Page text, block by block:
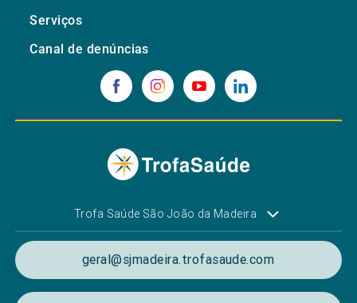
Serviços
Canal de denúncias
Trofa Saúde São João da Madeira
geral@sjmadeira.trofasaude.com